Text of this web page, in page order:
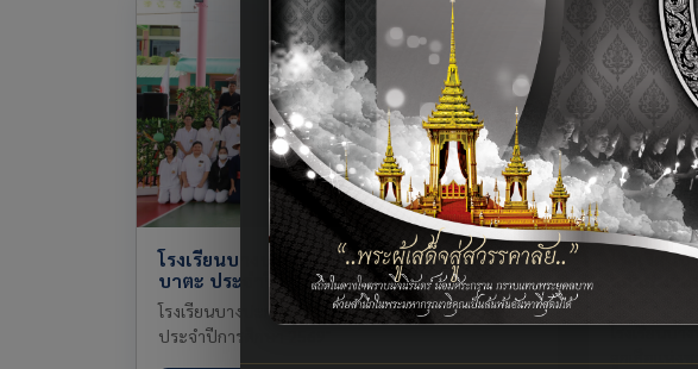
โรงเรียนบางปะกอกวิทยาคม "กิจกรรมวันทานา
บาตะ ประจำปีการศึกษา 2569"
โรงเรียนบางปะกอกวิทยาคม "กิจกรรมวันทานาบาตะ
ประจำปีการศึกษา 2569"
โรงเรีย
สถาปนา